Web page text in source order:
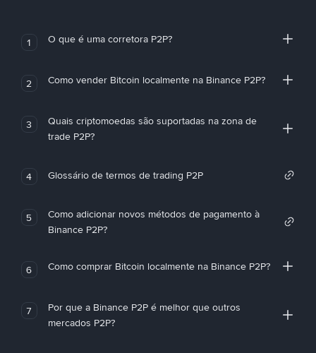
1 O que é uma corretora P2P?
2 Como vender Bitcoin localmente na Binance P2P?
3
Quais criptomoedas são suportadas na zona de
trade P2P?
4 Glossário de termos de trading P2P
5
Como adicionar novos métodos de pagamento à
Binance P2P?
6 Como comprar Bitcoin localmente na Binance P2P?
7
Por que a Binance P2P é melhor que outros
mercados P2P?